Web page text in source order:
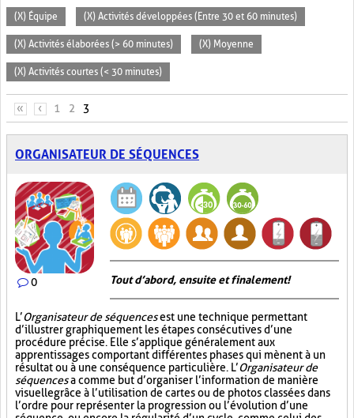
(X) Équipe (X) Activités développées (Entre 30 et 60 minutes)
(X) Activités élaborées (> 60 minutes) (X) Moyenne
(X) Activités courtes (< 30 minutes)
PAGES
« ‹ 1 2 3
ORGANISATEUR DE SÉQUENCES
0 Tout d’abord, ensuite et finalement!
L’Organisateur de séquencesest une technique permettant
d’illustrer graphiquement les étapes consécutives d’une
procédure précise. Elle s’applique généralement aux
apprentissages comportant différentes phases qui mènent à un
résultat ou à une conséquence particulière. L’Organisateur de
séquencesa comme but d’organiser l’information de manière
visuellegrâce à l’utilisation de cartes ou de photos classées dans
l’ordre pour représenter la progression ou l’évolution d’une